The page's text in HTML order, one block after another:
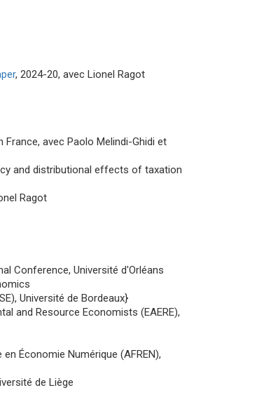
, 2024-20, avec Lionel Ragot
avec Paolo Melindi-Ghidi et
and distributional effects of taxation
Ragot
Conference, Université d'Orléans
Université de Bordeaux}
and Resource Economists (EAERE),
Économie Numérique (AFREN),
de Liège